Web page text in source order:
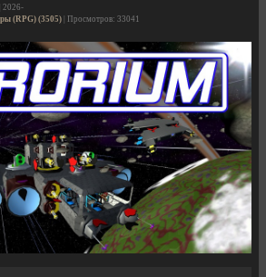
| 2026-
(RPG) (3505) | Просмотров: 33041